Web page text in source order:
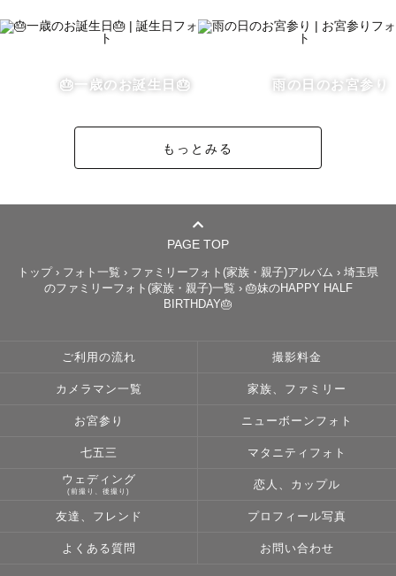
ませんか？
わちゃわちゃしたありのままの家族写真はおまかせくださ
お子さまのピンショットだけでなく、見守る大人のみなさ
お子さまが撮られること自体がつまらなかったとなってし
まわないように、一緒に遊びながらお子様のペースで撮る
ことを心がけております☺︎
お撮りします📸
もちろん産着を着せるお手伝いもいたしますのでご安心く
🐸　わたしについて　🐸
🎂一歳のお誕生日🎂 雨の日のお宮参り
もっとみる
PAGE TOP
トップ › フォト一覧 › ファミリーフォト(家族・親子)アルバム › 埼玉県
のファミリーフォト(家族・親子)一覧 › 🎂妹のHAPPY HALF
BIRTHDAY🎂
ご利用の流れ 撮影料金
カメラマン一覧 家族、ファミリー
お宮参り ニューボーンフォト
七五三 マタニティフォト
ウェディング
(前撮り、後撮り)
恋人、カップル
友達、フレンド プロフィール写真
よくある質問 お問い合わせ